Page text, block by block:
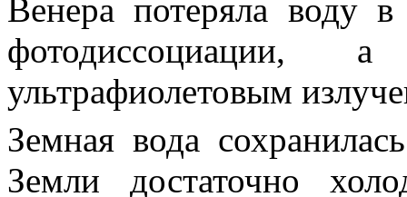
Венера потеряла воду
фотодиссоциации,
ультрафиолетовым
Земная вода
Земли достаточно